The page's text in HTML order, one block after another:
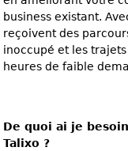
business existant.
reçoivent des
inoccupé et les
heures de faible
De quoi ai je
Talixo ?